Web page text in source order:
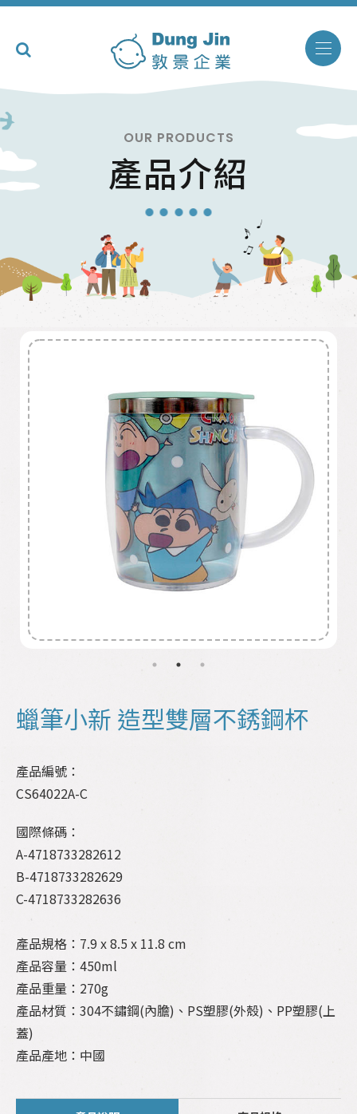
OUR PRODUCTS
產品介紹
蠟筆小新 造型雙層不銹鋼杯
產品編號：
CS64022A-C
國際條碼：
A-4718733282612
B-4718733282629
C-4718733282636
產品規格：7.9 x 8.5 x 11.8 cm
產品容量：450ml
產品重量：270g
產品材質：304不鏽鋼(內膽)、PS塑膠(外殼)、PP塑膠(上
蓋)
產品產地：中國